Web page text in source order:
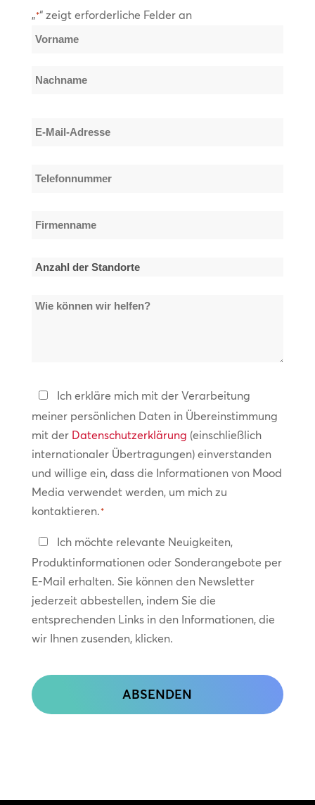
„*“ zeigt erforderliche Felder an
Name
Vorname
E-
Telefonnummer
Firmenname
Anzahl
Standorte
Wie
Datenschutzerklärung
*
Ich erkläre mich mit der Verarbeitung
meiner persönlichen Daten in Übereinstimmung
mit der Datenschutzerklärung (einschließlich
internationaler Übertragungen) einverstanden
und willige ein, dass die Informationen von Mood
Media verwendet werden, um mich zu
kontaktieren.*
In
Kontakt
bleiben
Ich möchte relevante Neuigkeiten,
Produktinformationen oder Sonderangebote per
E-Mail erhalten. Sie können den Newsletter
jederzeit abbestellen, indem Sie die
entsprechenden Links in den Informationen, die
wir Ihnen zusenden, klicken.